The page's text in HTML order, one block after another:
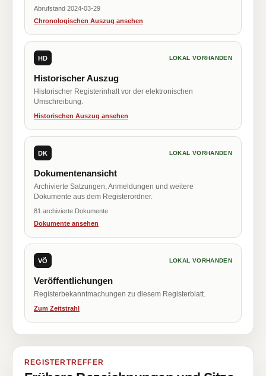
Abrufstand 2024-03-29
Chronologischen Auszug ansehen
HD LOKAL VORHANDEN
Historischer Auszug
Historischer Registerinhalt vor der elektronischen
Umschreibung.
Historischen Auszug ansehen
DK LOKAL VORHANDEN
Dokumentenansicht
Archivierte Satzungen, Anmeldungen und weitere
Dokumente aus dem Registerordner.
81 archivierte Dokumente
Dokumente ansehen
VÖ LOKAL VORHANDEN
Veröffentlichungen
Registerbekanntmachungen zu diesem Registerblatt.
Zum Zeitstrahl
REGISTERTREFFER